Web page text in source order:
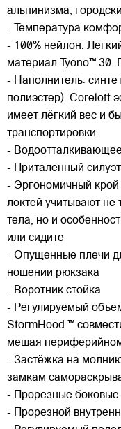
альпинизма,
- Температура
- 100% нейлон.
материал Tyono™ 30.
- Наполнитель:
полиэстер). Coreloft
имеет лёгкий вес и
транспортировки
-
- Приталенный силуэт
- Эргономичный крой
локтей учитывают не
тела, но и
или сидите
- Опущенные плечи
ношении рюкзака
- Воротник стойка
- Регулируемый
StormHood ™
мешая
- Застёжка на
замкам
- Прорезные
- Прорезной